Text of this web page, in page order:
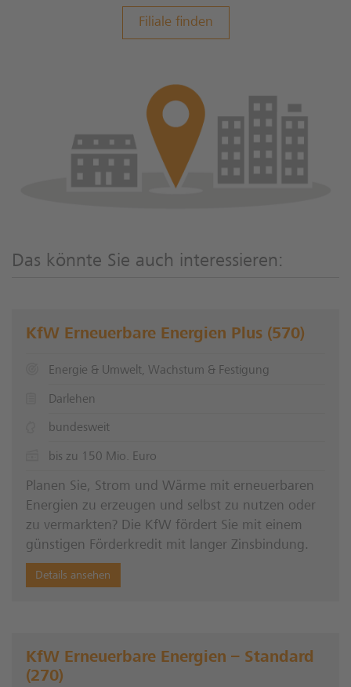
Filiale finden
Das könnte Sie auch interessieren:
KfW Erneuerbare Energien Plus (570)
Energie & Umwelt, Wachstum & Festigung
Darlehen
bundesweit
bis zu 150 Mio. Euro
Planen Sie, Strom und Wärme mit erneuerbaren
Energien zu erzeugen und selbst zu nutzen oder
zu vermarkten? Die KfW fördert Sie mit einem
günstigen Förderkredit mit langer Zinsbindung.
Details ansehen
KfW Erneuerbare Energien – Standard
(270)